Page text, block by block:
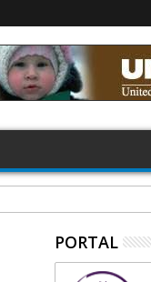
PORTAL